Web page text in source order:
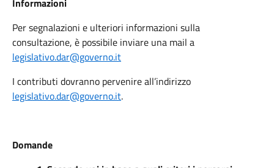
Informazioni
Per segnalazioni e ulteriori informazioni sulla
consultazione, è possibile inviare una mail a
legislativo.dar@governo.it
I contributi dovranno pervenire all’indirizzo
legislativo.dar@governo.it.
Domande